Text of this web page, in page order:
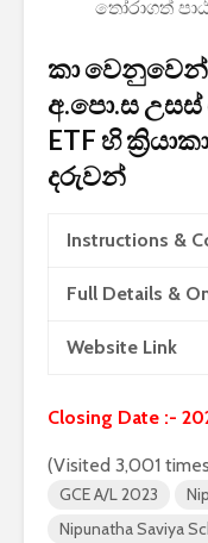
තෝරාගත්
කා
අ.පො.ස උසස්
ETF හි
දරුවන්
Instructions &
Full Details &
Website Link
Closing Date :-
(Visited 3,001
GCE A/L 2023
Nipunatha Saviya